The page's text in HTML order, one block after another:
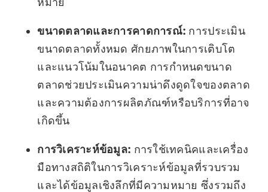
ขนาดตลาดและการคาดการณ์: การประเมิน
ขนาดตลาดทั้งหมด ศักยภาพในการเติบโต
และแนวโน้มในอนาคต การกำหนดขนาด
ตลาดช่วยประเมินความน่าดึงดูดใจของตลาด
และความต้องการผลิตภัณฑ์หรือบริการที่อาจ
เกิดขึ้น
การวิเคราะห์ข้อมูล: การใช้เทคนิคและเครื่อง
มือทางสถิติในการวิเคราะห์ข้อมูลที่รวบรวม
และได้ข้อมูลเชิงลึกที่มีความหมาย ซึ่งรวมถึง